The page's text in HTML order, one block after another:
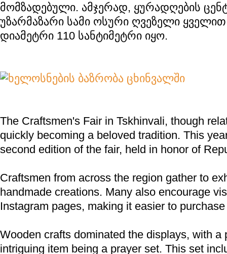
მომზადებული. ამჯერად, ყურადღების
უზარმაზარი სამი ოსური ღვეზელი
დიამეტრი 110 სანტიმეტრი იყო.
The Craftsmen's Fair in Tskhinvali, though
quickly becoming a beloved tradition. This
second edition of the fair, held in honor of
Craftsmen from across the region gather to
handmade creations. Many also encourage
Instagram pages, making it easier to
Wooden crafts dominated the displays, with a
intriguing item being a prayer set. This set